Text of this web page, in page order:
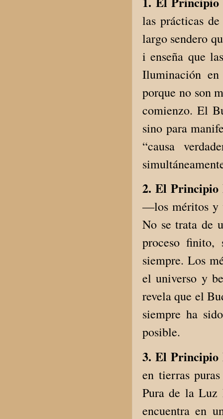
las prácticas
largo sendero
i enseña que
Iluminación
porque no son
comienzo. El
sino para
“causa
2. El Principio
—los méritos y
No se trata de
proceso finito,
siempre. Los
el universo y
revela que el
siempre ha
posible.
3. El Principio
en tierras
Pura de la Luz
encuentra en